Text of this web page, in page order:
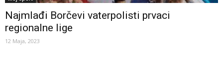
Najmlađi Borčevi vaterpolisti prvaci
regionalne lige
12 Maja, 2023